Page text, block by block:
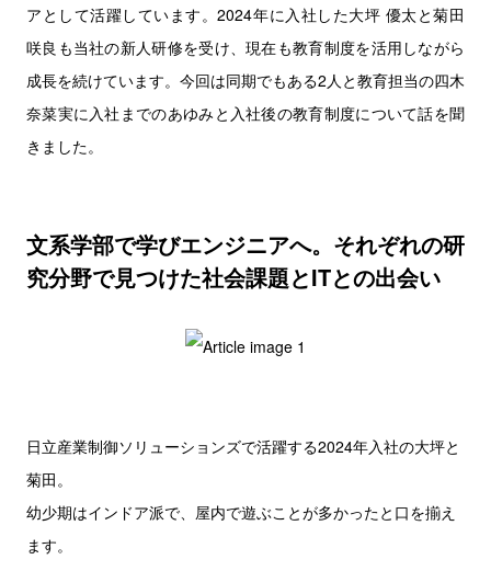
アとして活躍しています。2024年に入社した大坪 優太と菊田
咲良も当社の新人研修を受け、現在も教育制度を活用しながら
成長を続けています。今回は同期でもある2人と教育担当の四木
奈菜実に入社までのあゆみと入社後の教育制度について話を聞
きました。
文系学部で学びエンジニアへ。それぞれの研
究分野で見つけた社会課題とITとの出会い
日立産業制御ソリューションズで活躍する2024年入社の大坪と
菊田。
幼少期はインドア派で、屋内で遊ぶことが多かったと口を揃え
ます。